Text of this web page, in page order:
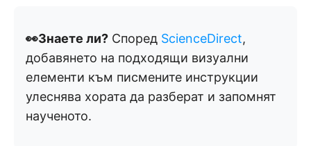
👀Знаете ли? Според ScienceDirect,
добавянето на подходящи визуални
елементи към писмените инструкции
улеснява хората да разберат и запомнят
наученото.